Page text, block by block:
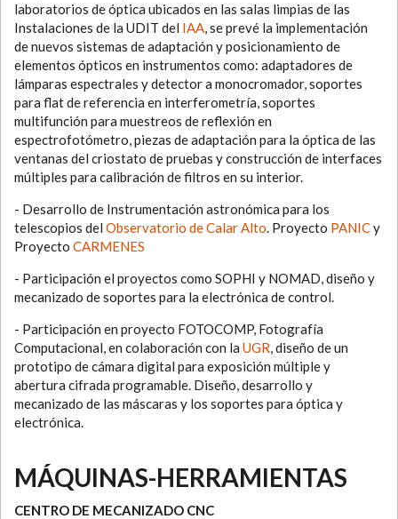
laboratorios de óptica ubicados en las salas limpias de las
Instalaciones de la UDIT del IAA, se prevé la implementación
de nuevos sistemas de adaptación y posicionamiento de
elementos ópticos en instrumentos como: adaptadores de
lámparas espectrales y detector a monocromador, soportes
para flat de referencia en interferometría, soportes
multifunción para muestreos de reflexión en
espectrofotómetro, piezas de adaptación para la óptica de las
ventanas del criostato de pruebas y construcción de interfaces
múltiples para calibración de filtros en su interior.
- Desarrollo de Instrumentación astronómica para los
telescopios del Observatorio de Calar Alto. Proyecto PANICy
Proyecto CARMENES
- Participación el proyectos como SOPHI y NOMAD, diseño y
mecanizado de soportes para la electrónica de control.
- Participación en proyecto FOTOCOMP, Fotografía
Computacional, en colaboración con la UGR, diseño de un
prototipo de cámara digital para exposición múltiple y
abertura cifrada programable. Diseño, desarrollo y
mecanizado de las máscaras y los soportes para óptica y
electrónica.
MÁQUINAS-HERRAMIENTAS
CENTRO DE MECANIZADO CNC